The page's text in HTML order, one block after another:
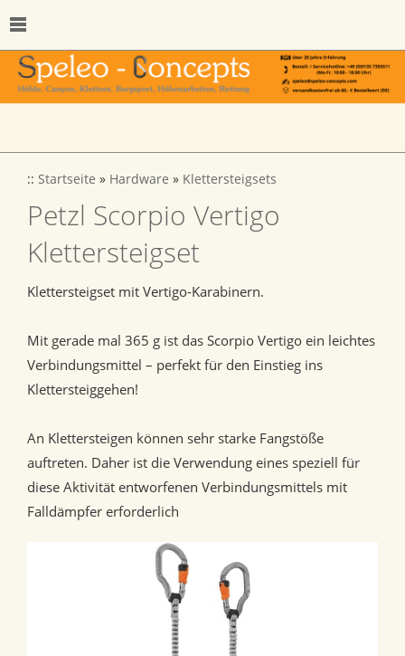
:: Startseite » Hardware » Klettersteigsets
Petzl Scorpio Vertigo
Klettersteigset
Klettersteigset mit Vertigo-Karabinern.
Mit gerade mal 365 g ist das Scorpio Vertigo ein leichtes
Verbindungsmittel – perfekt für den Einstieg ins
Klettersteiggehen!
An Klettersteigen können sehr starke Fangstöße
auftreten. Daher ist die Verwendung eines speziell für
diese Aktivität entworfenen Verbindungsmittels mit
Falldämpfer erforderlich